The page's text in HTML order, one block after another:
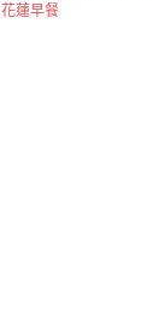
花蓮早餐